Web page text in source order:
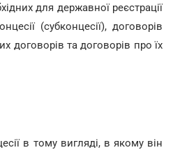
для державної реєстрації
(субконцесії), договорів
договорів та договорів про їх
в тому вигляді, в якому він